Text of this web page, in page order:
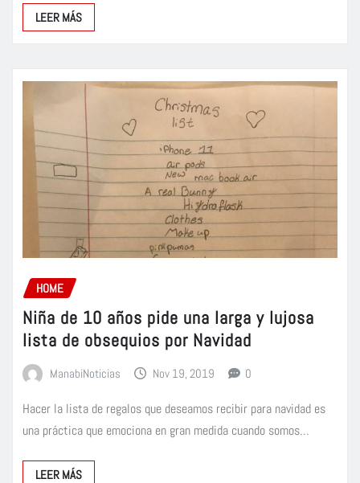
LEER MÁS
HOME
Niña de 10 años pide una larga y lujosa
lista de obsequios por Navidad
ManabiNoticias Nov 19, 2019 0
Hacer la lista de regalos que deseamos recibir para navidad es
una práctica que emociona en gran medida cuando somos…
LEER MÁS